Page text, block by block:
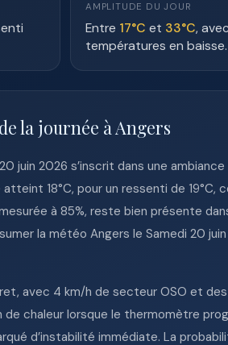
AMPLITUDE DU JOUR
Entre 17°C et 33°C,
températures en baisse.
la journée à Angers
juin 2026 s’inscrit dans une
18°C, pour un ressenti de
à 85%, reste bien présente
la météo Angers le Samedi 20
avec 4 km/h de secteur OSO et
chaleur lorsque le thermomètre
d’instabilité immédiate. La